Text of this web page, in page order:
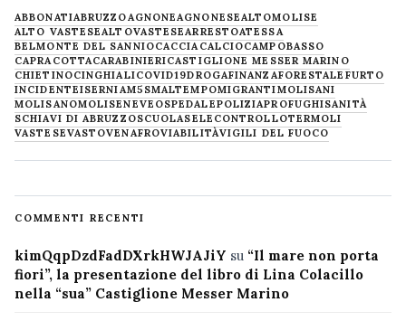
ABBONATIABRUZZOAGNONEAGNONESEALTOMOLISE
ALTO VASTESEALTOVASTESEARRESTOATESSA
BELMONTE DEL SANNIOCACCIACALCIOCAMPOBASSO
CAPRACOTTACARABINIERICASTIGLIONE MESSER MARINO
CHIETINOCINGHIALICOVID19DROGAFINANZAFORESTALE FURTO
INCIDENTEISERNIAM5SMALTEMPOMIGRANTIMOLISANI
MOLISANOMOLISENEVE OSPEDALEPOLIZIAPROFUGHISANITÀ
SCHIAVI DI ABRUZZOSCUOLASELECONTROLLOTERMOLI
VASTESEVASTOVENAFROVIABILITÀVIGILI DEL FUOCO
COMMENTI RECENTI
kimQqpDzdFadDXrkHWJAJiY su “Il mare non porta
fiori”, la presentazione del libro di Lina Colacillo
nella “sua” Castiglione Messer Marino